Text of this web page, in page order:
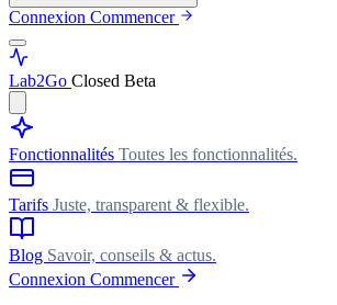
Connexion Commencer
Lab2Go Closed Beta
Fonctionnalités Toutes les fonctionnalités.
Tarifs Juste, transparent & flexible.
Blog Savoir, conseils & actus.
Connexion Commencer